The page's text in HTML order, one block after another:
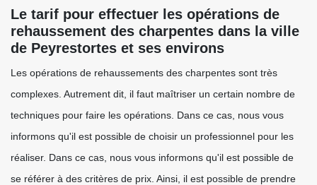
Le tarif pour effectuer les opérations de
rehaussement des charpentes dans la ville
de Peyrestortes et ses environs
Les opérations de rehaussements des charpentes sont très
complexes. Autrement dit, il faut maîtriser un certain nombre de
techniques pour faire les opérations. Dans ce cas, nous vous
informons qu'il est possible de choisir un professionnel pour les
réaliser. Dans ce cas, nous vous informons qu'il est possible de
se référer à des critères de prix. Ainsi, il est possible de prendre